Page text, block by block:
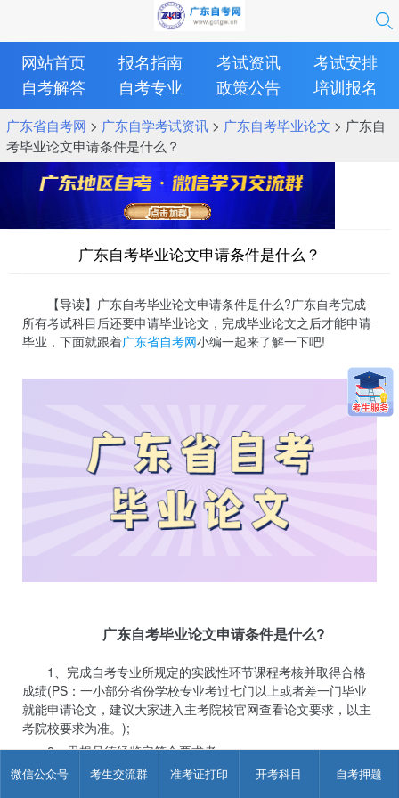
微信公众号 考生交流群 准考证打印 开考科目 自考押题
网站首页 报名指南 考试资讯
考试安排
自考解答
自考专业 政策公告 培训报名
广东省自考网 > 广东自学考试资讯> 广东自考毕业论文 > 广东自
考毕业论文申请条件是什么？
广东自考毕业论文申请条件是什么？
【导读】广东自考毕业论文申请条件是什么?广东自考完成
所有考试科目后还要申请毕业论文，完成毕业论文之后才能申请
毕业，下面就跟着广东省自考网小编一起来了解一下吧!
广东自考毕业论文申请条件是什么?
1、完成自考专业所规定的实践性环节课程考核并取得合格
成绩(PS：一小部分省份学校专业考过七门以上或者差一门毕业
就能申请论文，建议大家进入主考院校官网查看论文要求，以主
考院校要求为准。);
2、思想品德经鉴定符合要求者;
3、完成自考专业考试计划规定的理论课程且考试成绩合格